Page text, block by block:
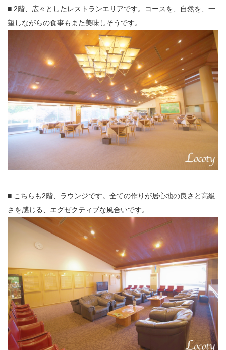
■ 2階、広々としたレストランエリアです。コースを、自然を、一
望しながらの食事もまた美味しそうです。
■ こちらも2階、ラウンジです。全ての作りが居心地の良さと高級
さを感じる、エグゼクティブな風合いです。